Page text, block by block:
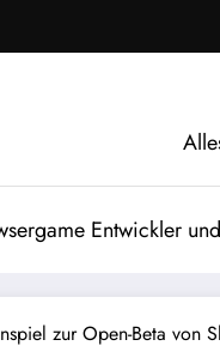
Entwickler
zur Open-Beta von